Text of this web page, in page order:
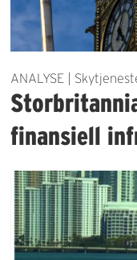
ANALYSE |
finansiell